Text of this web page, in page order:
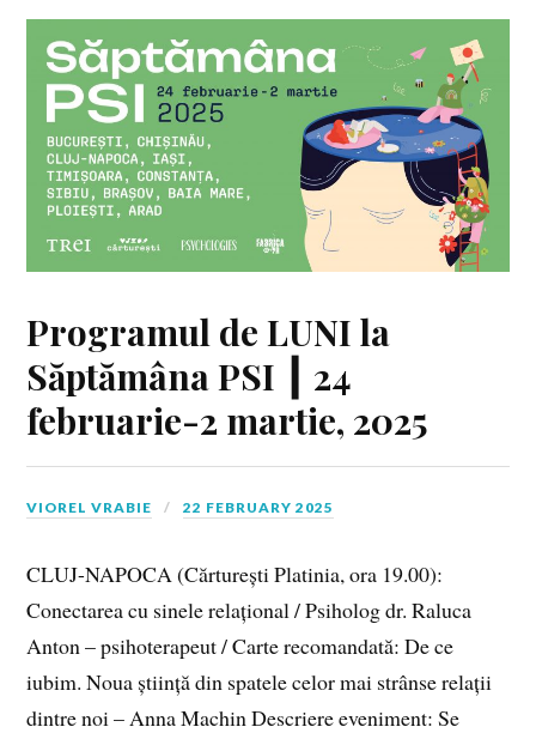
Programul de LUNI la
Săptămâna PSI ┃ 24
februarie-2 martie, 2025
VIOREL VRABIE 22 FEBRUARY 2025
CLUJ-NAPOCA (Cărturești Platinia, ora 19.00):
Conectarea cu sinele relațional / Psiholog dr. Raluca
Anton – psihoterapeut / Carte recomandată: De ce
iubim. Noua știință din spatele celor mai strânse relații
dintre noi – Anna Machin Descriere eveniment: Se